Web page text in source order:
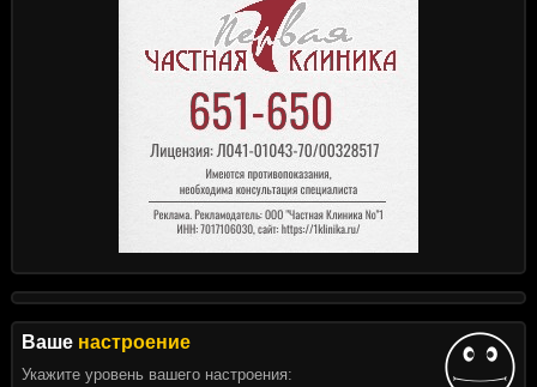
Ваше настроение
Укажите уровень вашего настроения: